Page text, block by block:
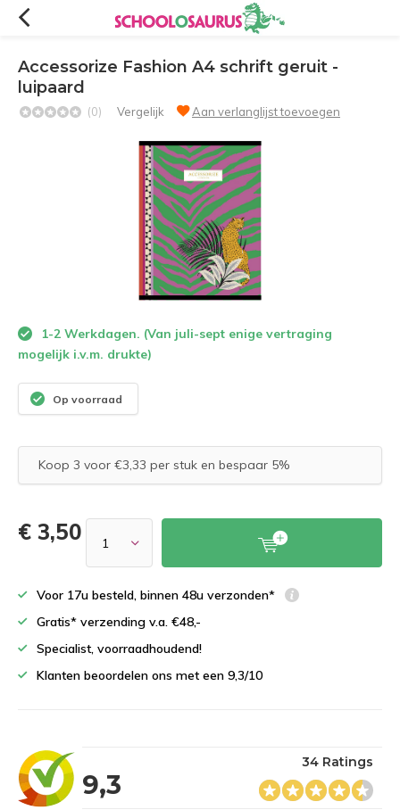
Accessorize Fashion A4 schrift geruit -
luipaard
(0) Vergelijk Aan verlanglijst toevoegen
1-2 Werkdagen. (Van juli-sept enige vertraging
mogelijk i.v.m. drukte)
Op voorraad
Koop 3 voor €3,33 per stuk en bespaar 5%
€ 3,50
Voor 17u besteld, binnen 48u verzonden*
Gratis* verzending v.a. €48,-
Specialist, voorraadhoudend!
Klanten beoordelen ons met een 9,3/10
9,3
34 Ratings